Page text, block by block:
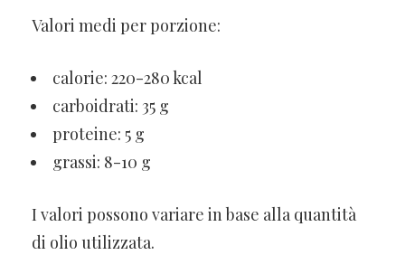
Valori medi per porzione:
calorie: 220-280 kcal
carboidrati: 35 g
proteine: 5 g
grassi: 8-10 g
I valori possono variare in base alla quantità
di olio utilizzata.